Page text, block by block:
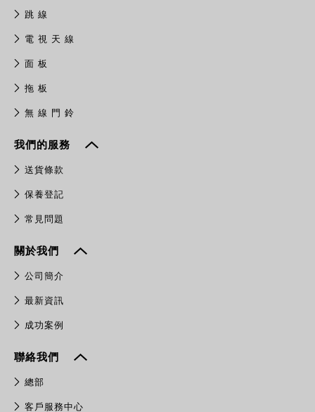
跳 線
電 視 天 線
面 板
拖 板
無 線 門 鈴
我們的服務
送貨條款
保養登記
常見問題
關於我們
公司簡介
最新資訊
成功案例
聯絡我們
總部
客戶服務中心